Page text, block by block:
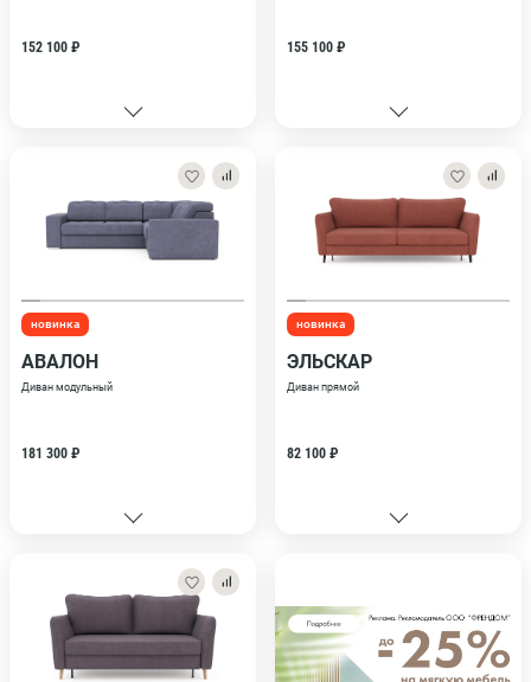
152 100 ₽ 155 100 ₽
новинка
АВАЛОН
Диван модульный
181 300 ₽
новинка
ЭЛЬСКАР
Диван прямой
82 100 ₽